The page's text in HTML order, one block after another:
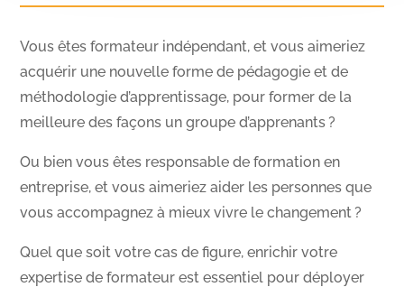
Vous êtes formateur indépendant, et vous aimeriez
acquérir une nouvelle forme de pédagogie et de
méthodologie d’apprentissage, pour former de la
meilleure des façons un groupe d’apprenants ?
Ou bien vous êtes responsable de formation en
entreprise, et vous aimeriez aider les personnes que
vous accompagnez à mieux vivre le changement ?
Quel que soit votre cas de figure, enrichir votre
expertise de formateur est essentiel pour déployer